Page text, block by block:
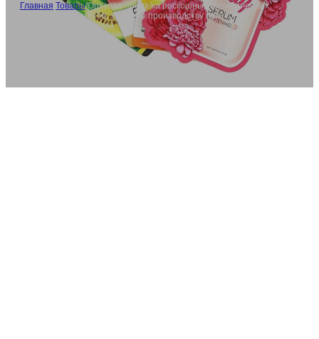
Главная Товары/Оптовая продажа роскошных косметических
упаковочных пакетов, завод по производству пакетов
нестандартной формы